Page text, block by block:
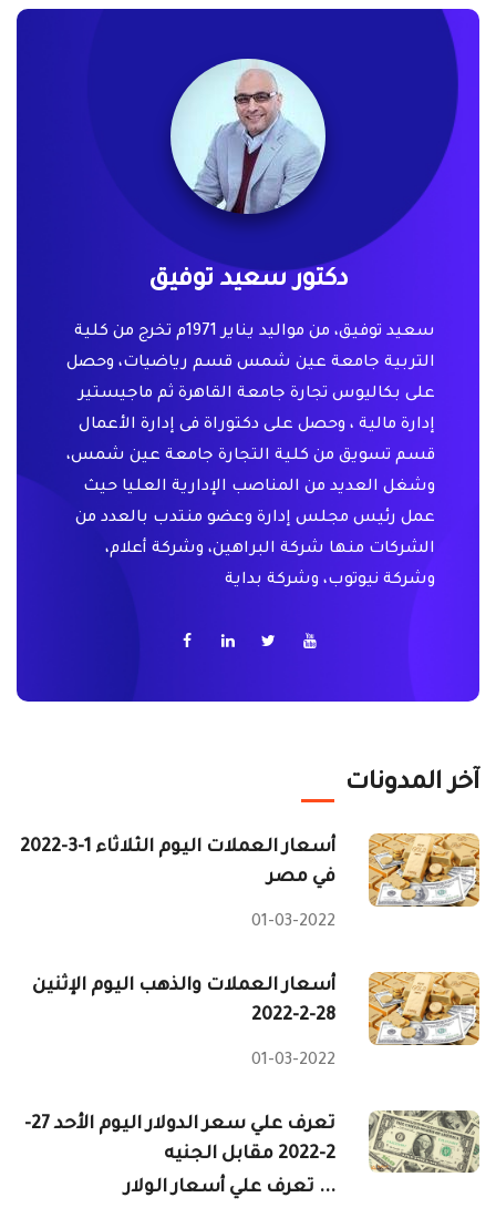
دكتور سعيد توفيق
سعيد توفيق، من مواليد يناير 1971م تخرج من كلية
التربية جامعة عين شمس قسم رياضيات، وحصل
على بكاليوس تجارة جامعة القاهرة ثم ماجيستير
إدارة مالية ، وحصل على دكتوراة فى إدارة الأعمال
قسم تسويق من كلية التجارة جامعة عين شمس،
وشغل العديد من المناصب الإدارية العليا حيث
عمل رئيس مجلس إدارة وعضو منتدب بالعدد من
الشركات منها شركة البراهين، وشركة أعلام،
وشركة نيوتوب، وشركة بداية
آخر المدونات
أسعار العملات اليوم الثلاثاء 1-3-2022
في مصر
01-03-2022
أسعار العملات والذهب اليوم الإثنين
28-2-2022
01-03-2022
تعرف علي سعر الدولار اليوم الأحد 27-
2-2022 مقابل الجنيه
تعرف علي أسعار الولار ...